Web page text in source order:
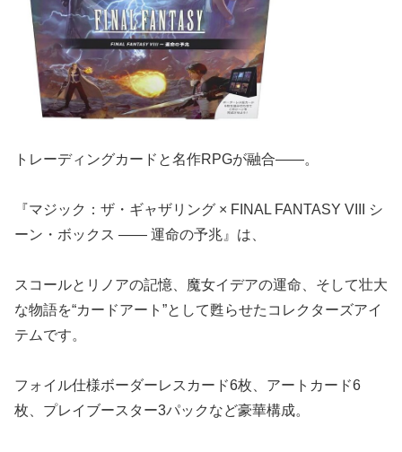
トレーディングカードと名作RPGが融合――。
『マジック：ザ・ギャザリング × FINAL FANTASY VIII シ
ーン・ボックス ―― 運命の予兆』は、
スコールとリノアの記憶、魔女イデアの運命、そして壮大
な物語を“カードアート”として甦らせたコレクターズアイ
テムです。
フォイル仕様ボーダーレスカード6枚、アートカード6
枚、プレイブースター3パックなど豪華構成。